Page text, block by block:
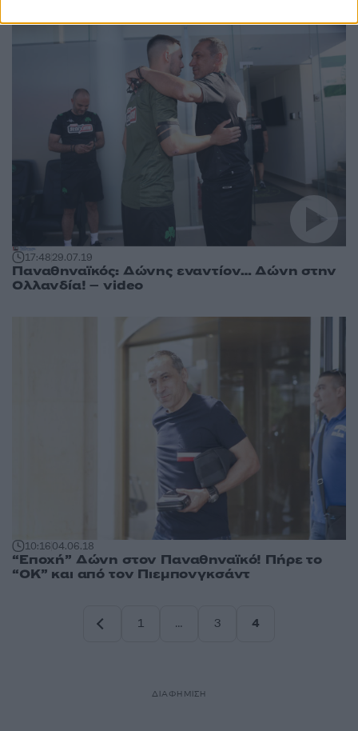
17:4829.07.19
Παναθηναϊκός: Δώνης εναντίον… Δώνη στην
Ολλανδία! – video
10:1604.06.18
“Εποχή” Δώνη στον Παναθηναϊκό! Πήρε το
“OK” και από τον Πιεμπονγκσάντ
1
…
3
4
ΔΙΑΦΗΜΙΣΗ